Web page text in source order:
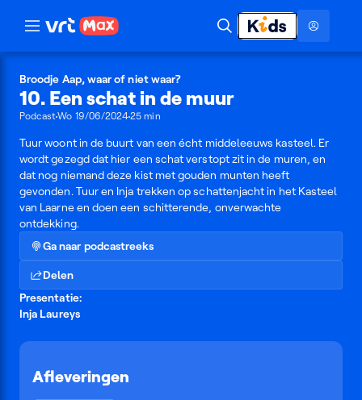
Naar hoofdinhoud Naar audiodescriptie Naar Karrewiet
menu
Zoeken
afsluiten
Broodje Aap, waar of niet waar?
10. Een schat in de muur
PodcastWo 19/06/202425 min
Tuur woont in de buurt van een écht middeleeuws kasteel. Er
wordt gezegd dat hier een schat verstopt zit in de muren, en
dat nog niemand deze kist met gouden munten heeft
gevonden. Tuur en Inja trekken op schattenjacht in het Kasteel
van Laarne en doen een schitterende, onverwachte
ontdekking.
Ga naar podcastreeks
Delen
Presentatie:
Inja Laureys
Afleveringen